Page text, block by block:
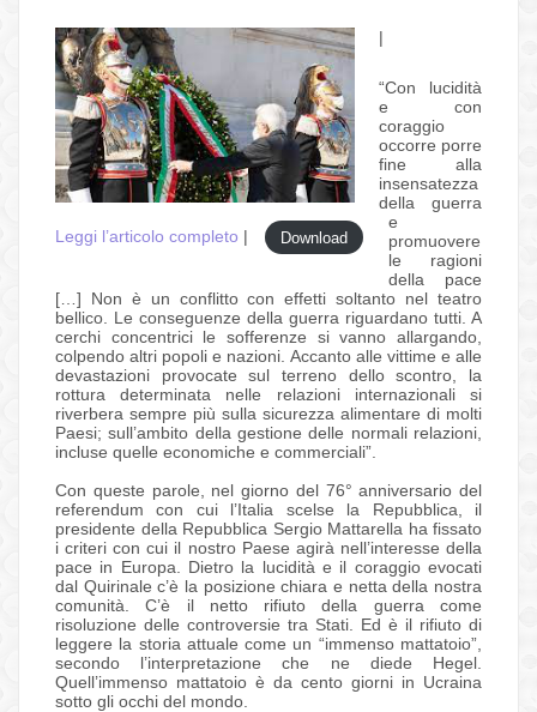
Leggi l’articolo completo | Download
|
“Con lucidità
e con
coraggio
occorre porre
fine alla
insensatezza
della guerra
e
promuovere
le ragioni
della pace
[…] Non è un conflitto con effetti soltanto nel teatro
bellico. Le conseguenze della guerra riguardano tutti. A
cerchi concentrici le sofferenze si vanno allargando,
colpendo altri popoli e nazioni. Accanto alle vittime e alle
devastazioni provocate sul terreno dello scontro, la
rottura determinata nelle relazioni internazionali si
riverbera sempre più sulla sicurezza alimentare di molti
Paesi; sull’ambito della gestione delle normali relazioni,
incluse quelle economiche e commerciali”.
Con queste parole, nel giorno del 76° anniversario del
referendum con cui l’Italia scelse la Repubblica, il
presidente della Repubblica Sergio Mattarella ha fissato
i criteri con cui il nostro Paese agirà nell’interesse della
pace in Europa. Dietro la lucidità e il coraggio evocati
dal Quirinale c’è la posizione chiara e netta della nostra
comunità. C’è il netto rifiuto della guerra come
risoluzione delle controversie tra Stati. Ed è il rifiuto di
leggere la storia attuale come un “immenso mattatoio”,
secondo l’interpretazione che ne diede Hegel.
Quell’immenso mattatoio è da cento giorni in Ucraina
sotto gli occhi del mondo.